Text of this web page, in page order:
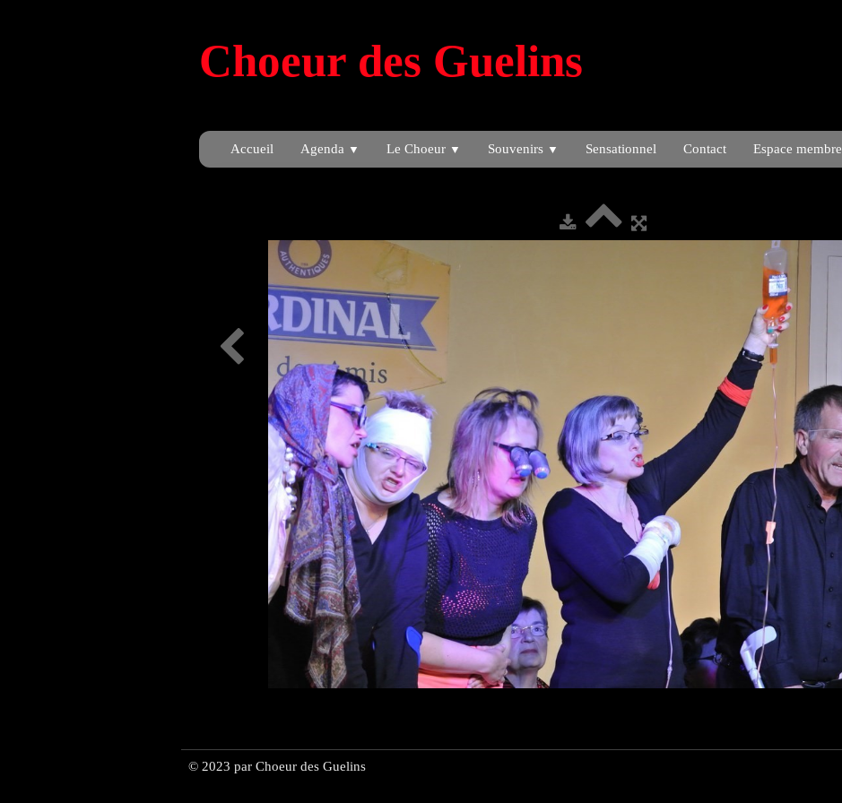
Choeur des Guelins
Accueil Agenda ▼ Le Choeur ▼ Souvenirs ▼ Sensationnel Contact Espace membre
© 2023 par Choeur des Guelins